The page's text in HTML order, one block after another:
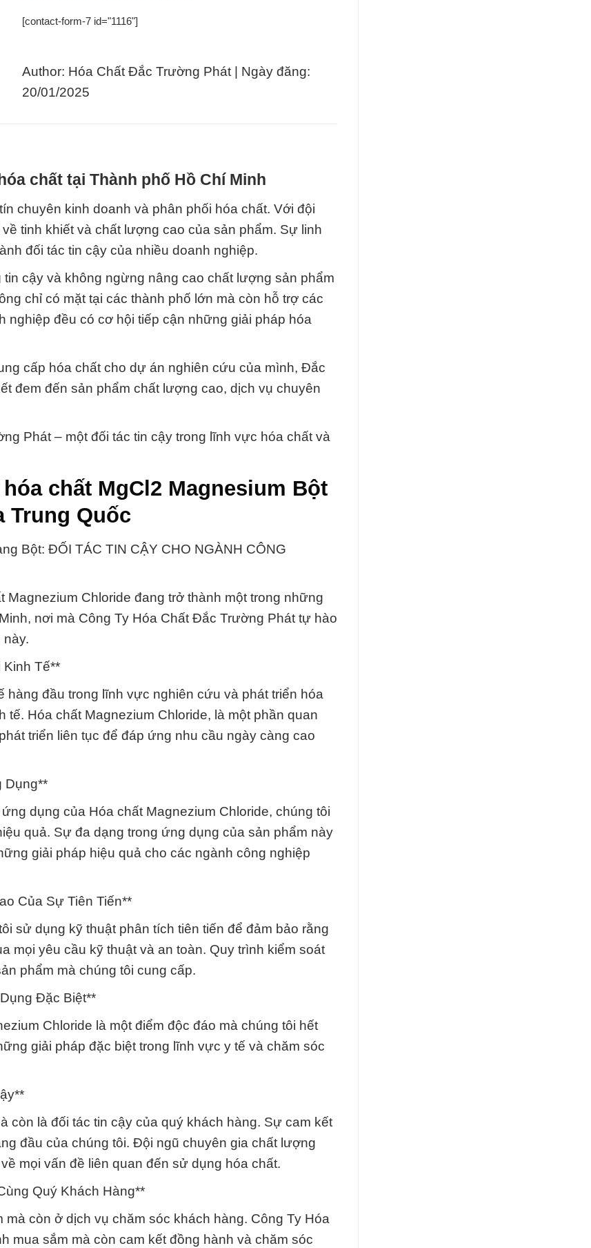
[contact-form-7 id="1116"]
Author: Hóa Chất Đắc Trường Phát | Ngày đăng:
20/01/2025
chất tại Thành phố Hồ Chí Minh
chuyên kinh doanh và phân phối hóa chất. Với đội
tinh khiết và chất lượng cao của sản phẩm. Sự linh
đối tác tin cậy của nhiều doanh nghiệp.
cậy và không ngừng nâng cao chất lượng sản phẩm
chỉ có mặt tại các thành phố lớn mà còn hỗ trợ các
nghiệp đều có cơ hội tiếp cận những giải pháp hóa
cấp hóa chất cho dự án nghiên cứu của mình, Đắc
đem đến sản phẩm chất lượng cao, dịch vụ chuyên
Phát – một đối tác tin cậy trong lĩnh vực hóa chất và
chất MgCl2 Magnesium Bột
Trung Quốc
Bột: ĐỐI TÁC TIN CẬY CHO NGÀNH CÔNG
Chloride đang trở thành một trong những
nơi mà Công Ty Hóa Chất Đắc Trường Phát tự hào
này.
Tế**
đầu trong lĩnh vực nghiên cứu và phát triển hóa
Hóa chất Magnezium Chloride, là một phần quan
triển liên tục để đáp ứng nhu cầu ngày càng cao
Dụng**
dụng của Hóa chất Magnezium Chloride, chúng tôi
quả. Sự đa dạng trong ứng dụng của sản phẩm này
giải pháp hiệu quả cho các ngành công nghiệp
Của Sự Tiên Tiến**
sử dụng kỹ thuật phân tích tiên tiến để đảm bảo rằng
mọi yêu cầu kỹ thuật và an toàn. Quy trình kiểm soát
phẩm mà chúng tôi cung cấp.
Đặc Biệt**
Chloride là một điểm độc đáo mà chúng tôi hết
giải pháp đặc biệt trong lĩnh vực y tế và chăm sóc
còn là đối tác tin cậy của quý khách hàng. Sự cam kết
đầu của chúng tôi. Đội ngũ chuyên gia chất lượng
mọi vấn đề liên quan đến sử dụng hóa chất.
Quý Khách Hàng**
còn ở dịch vụ chăm sóc khách hàng. Công Ty Hóa
mua sắm mà còn cam kết đồng hành và chăm sóc